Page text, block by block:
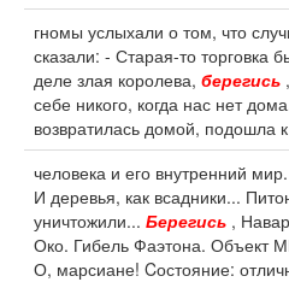
гномы услыхали о том, что
сказали: - Старая-то торговка
деле злая королева, берегись
себе никого, когда нас нет
возвратилась домой, подошла
человека и его внутренний
И деревья, как всадники...
уничтожили... Берегись ,
Око. Гибель Фаэтона. Объект
О, марсиане! Cостояние: